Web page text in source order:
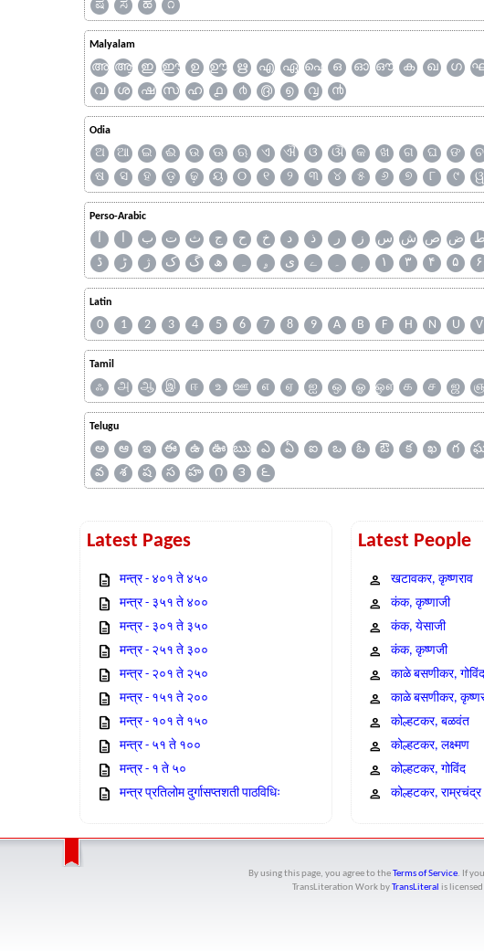
ಷ
ಸ ಹ ೧
Malyalam
അ ആ ഇ ഈ ഉ ഊ ഋ എ ഏ ഐ ഒ ഓ ഔ ക ഖ ഗ
വ
ശ ഷ സ ഹ ൧ ൪ ൫ ൭ ൮ ൯
Odia
ଅ ଆ ଇ ଈ ଉ ଊ ଋ ଏ ଐ ଓ ଔ କ ଖ ଗ ଘ ଙ ଚ
ଷ
ସ ହ ଡ଼ ଢ଼ ୟ ୦ ୧ ୨ ୩ ୪ ୫ ୬ ୭ ୮ ୯ ୱ
Perso-Arabic
آ ا ب ت ث ج ح خ د ذ ر ز س ش ص ض ط
ڈ
ڑ ژ ک گ ھ ہ ۄ ی ے ۔ ۱ ۳ ۴ ۵ ۶
Latin
0 1 2 3 4 5 6 7 8 9 A B F H N U V
Tamil
ஃ அ ஆ இ ஈ உ ஊ எ ஏ ஐ ஒ ஓ ஔ க ச ஜ ஞ
Telugu
అ ఆ ఇ ఈ ఉ ఊ ఋ ఎ ఏ ఐ ఒ ఓ ఔ క ఖ గ
వ
శ ష స హ ౧ ౩ ౬
Latest Pages
मन्त्र - ४०१ ते ४५०
मन्त्र - ३५१ ते ४००
मन्त्र - ३०१ ते ३५०
मन्त्र - २५१ ते ३००
मन्त्र - २०१ ते २५०
मन्त्र - १५१ ते २००
मन्त्र - १०१ ते १५०
मन्त्र - ५१ ते १००
मन्त्र - १ ते ५०
मन्त्र प्रतिलोम दुर्गासप्तशती पाठविधिः
Latest People
खटावकर, कृष्णराव
कंक, कृष्णाजी
कंक, येसाजी
कंक, कृष्णजी
काळे बसणीकर, गोविंद
काळे बसणीकर,
कोल्हटकर, बळवंत
कोल्हटकर, लक्ष्मण
कोल्हटकर, गोविंद
कोल्हटकर, राम्रचंद्र
By using this page, you agree to the Terms of Service. If
TransLiteration Workby TransLiteral is